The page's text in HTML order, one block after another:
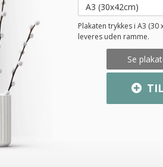
Plakaten trykkes i A3 (30
leveres uden ramme.
Se